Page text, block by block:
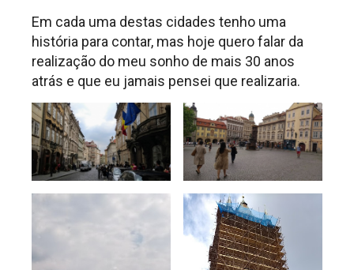
Em cada uma destas cidades tenho uma
história para contar, mas hoje quero falar da
realização do meu sonho de mais 30 anos
atrás e que eu jamais pensei que realizaria.